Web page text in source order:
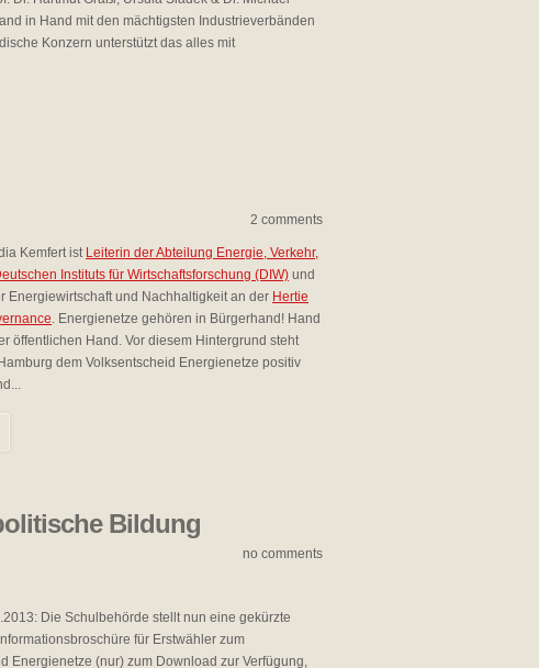
in Hand mit den mächtigsten Industrieverbänden
Konzern unterstützt das alles mit
2 comments
Kemfert ist Leiterin der Abteilung Energie, Verkehr,
Instituts für Wirtschaftsforschung (DIW) und
Energiewirtschaft und Nachhaltigkeit an der Hertie
. Energienetze gehören in Bürgerhand! Hand
öffentlichen Hand. Vor diesem Hintergrund steht
dem Volksentscheid Energienetze positiv
no comments
Bildung
Die Schulbehörde stellt nun eine gekürzte
für Erstwähler zum
Energienetze (nur) zum Download zur Verfügung,